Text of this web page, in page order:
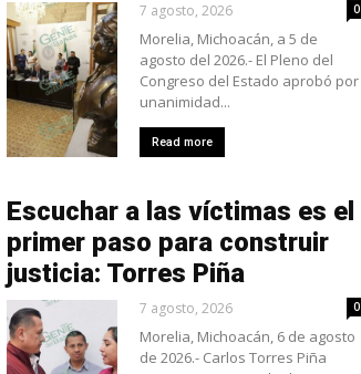
7 agosto, 2026 0
Morelia, Michoacán, a 5 de
agosto del 2026.- El Pleno del
Congreso del Estado aprobó por
unanimidad...
Read more
Escuchar a las víctimas es el
primer paso para construir
justicia: Torres Piña
7 agosto, 2026 0
Morelia, Michoacán, 6 de agosto
de 2026.- Carlos Torres Piña